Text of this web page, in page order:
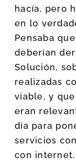
hacía, pero
en lo
Pensaba
deberían
Solución,
realizadas
viable, y
eran
día para
servicios
con internet.